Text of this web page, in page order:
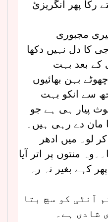
رکا پھر انگریزئ
مجبوری
کا دل نہیں دکھا
کے بعد بہت
بہن بھائیوں
سے انکو بہت
پیار ہی ہے جو
مان دے رہی ہیں۔
لو۔ میں ادھر
منتوں پر اتر آیا
کہے بغیر نہ رہ
آنٹی کو سچ بتا
شادی ہے۔